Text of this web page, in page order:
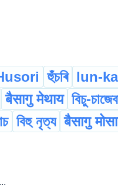
হুঁচৰি lun-
बैसागु मेथाय বিচু-
বিহু নৃত্য बैसागु
...